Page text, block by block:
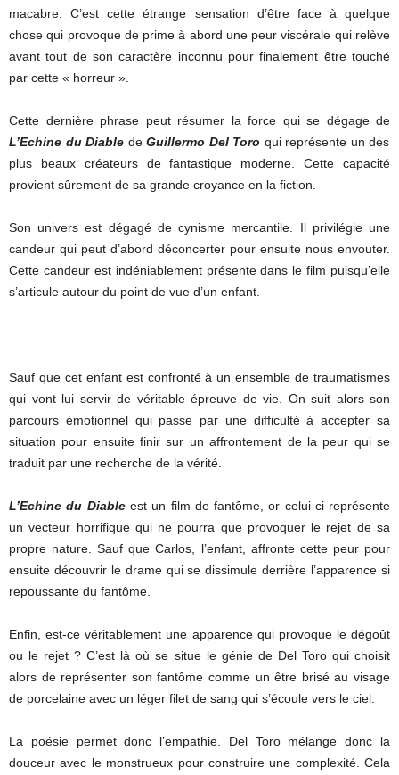
macabre. C’est cette étrange sensation d’être face à quelque
chose qui provoque de prime à abord une peur viscérale qui relève
avant tout de son caractère inconnu pour finalement être touché
par cette « horreur ».
Cette dernière phrase peut résumer la force qui se dégage de
L’Echine du Diable deGuillermo Del Toro qui représente un des
plus beaux créateurs de fantastique moderne. Cette capacité
provient sûrement de sa grande croyance en la fiction.
Son univers est dégagé de cynisme mercantile. Il privilégie une
candeur qui peut d’abord déconcerter pour ensuite nous envouter.
Cette candeur est indéniablement présente dans le film puisqu’elle
s’articule autour du point de vue d’un enfant.
Sauf que cet enfant est confronté à un ensemble de traumatismes
qui vont lui servir de véritable épreuve de vie. On suit alors son
parcours émotionnel qui passe par une difficulté à accepter sa
situation pour ensuite finir sur un affrontement de la peur qui se
traduit par une recherche de la vérité.
L’Echine du Diableest un film de fantôme, or celui-ci représente
un vecteur horrifique qui ne pourra que provoquer le rejet de sa
propre nature. Sauf que Carlos, l’enfant, affronte cette peur pour
ensuite découvrir le drame qui se dissimule derrière l’apparence si
repoussante du fantôme.
Enfin, est-ce véritablement une apparence qui provoque le dégoût
ou le rejet ? C’est là où se situe le génie de Del Toro qui choisit
alors de représenter son fantôme comme un être brisé au visage
de porcelaine avec un léger filet de sang qui s’écoule vers le ciel.
La poésie permet donc l’empathie. Del Toro mélange donc la
douceur avec le monstrueux pour construire une complexité. Cela